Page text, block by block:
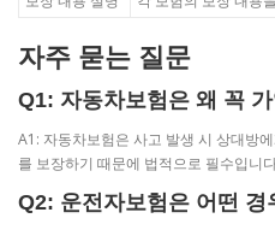
자주 묻는 질문
Q1: 자동차보험은 왜 꼭
A1: 자동차보험은 사고 발생 시 상대방
를 보장하기 때문에 법적으로 필수입니
Q2: 운전자보험은 어떤 경